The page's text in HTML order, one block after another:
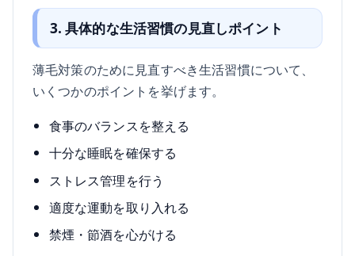
3. 具体的な生活習慣の見直しポイント
薄毛対策のために見直すべき生活習慣について、
いくつかのポイントを挙げます。
食事のバランスを整える
十分な睡眠を確保する
ストレス管理を行う
適度な運動を取り入れる
禁煙・節酒を心がける